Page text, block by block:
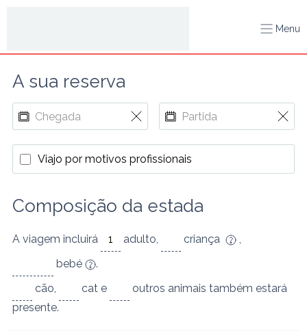
Menu
A sua reserva
Viajo por motivos profissionais
Composição da estada
A viagem incluirá adulto, criança
,
bebé
.
cão, cat e outros animais também estará
presente.